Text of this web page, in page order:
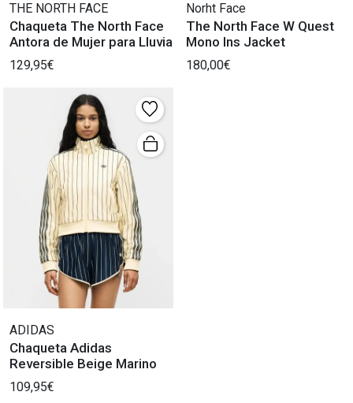
THE NORTH FACE
Chaqueta The North Face
Antora de Mujer para Lluvia
129,95€
Norht Face
The North Face W Quest
Mono Ins Jacket
180,00€
ADIDAS
Chaqueta Adidas
Reversible Beige Marino
109,95€